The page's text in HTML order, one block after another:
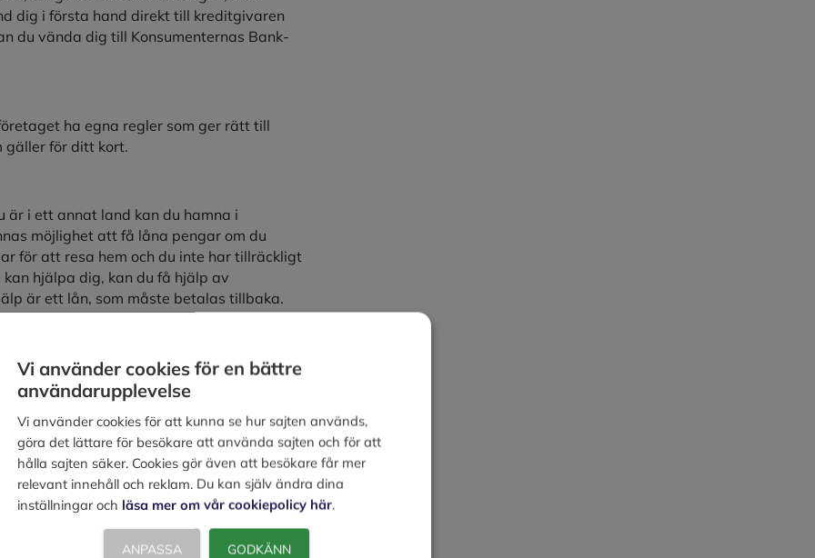
dig i första hand direkt till kreditgivaren
du vända dig till Konsumenternas Bank-
ha egna regler som ger rätt till
gäller för ditt kort.
är i ett annat land kan du hamna i
möjlighet att få låna pengar om du
för att resa hem och du inte har tillräckligt
hjälpa dig, kan du få hjälp av
är ett lån, som måste betalas tillbaka.
Om du har tecknat en
få veta om din försäkring omfattar
vänd dig till det ställe där
då företag har gått i konkurs.
Vi använder cookies för en bättre
användarupplevelse
Vi använder cookies för att kunna se hur sajten används,
göra det lättare för besökare att använda sajten och för att
hålla sajten säker. Cookies gör även att besökare får mer
relevant innehåll och reklam. Du kan själv ändra dina
inställningar och läsa mer om vår cookiepolicy här.
ANPASSA GODKÄNN